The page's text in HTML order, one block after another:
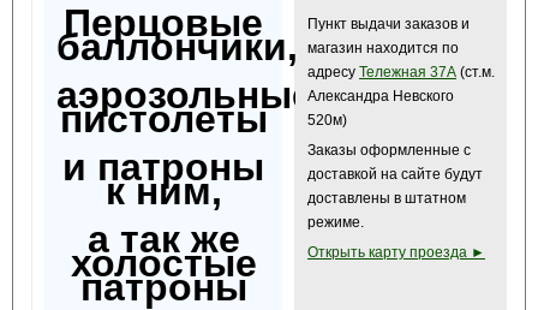
Перцовые
баллончики,
аэрозольные
пистолеты
и патроны
к ним,
а так же
холостые
патроны
Пункт выдачи заказов и
магазин находится по
адресу Тележная 37А (ст.м.
Александра Невского
520м)
Заказы оформленные с
доставкой на сайте будут
доставлены в штатном
режиме.
Открыть карту проезда ►